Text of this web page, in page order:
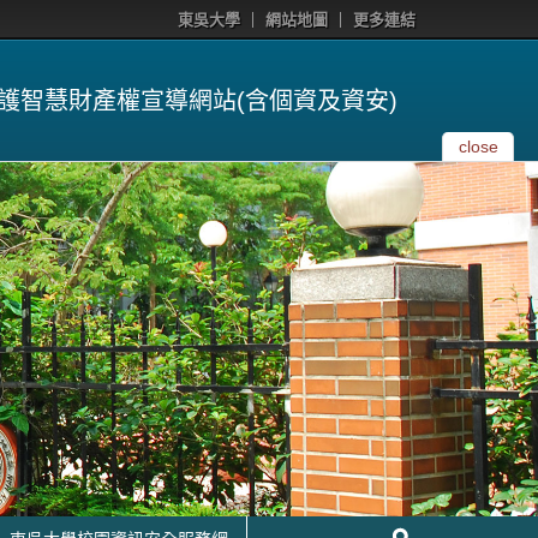
東吳大學 網站地圖 更多連結
智慧財產權宣導網站(含個資及資安)
close